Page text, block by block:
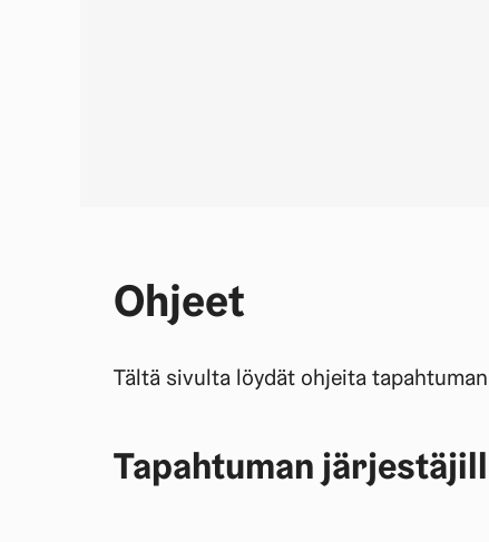
Ohjeet
Tältä sivulta löydät ohjeita
Tapahtuman